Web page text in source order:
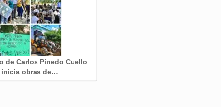
de Carlos Pinedo Cuello
inicia obras de…